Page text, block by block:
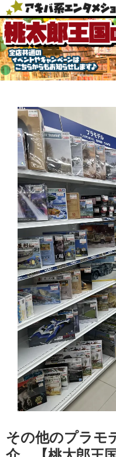
その他のプラモ